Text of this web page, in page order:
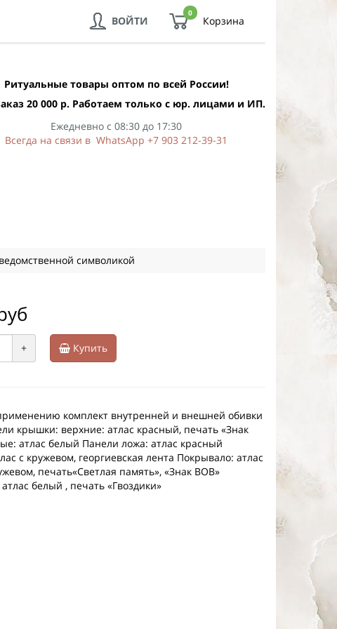
0
Корзина
ВОЙТИ
Ритуальные товары оптом по всей России!
20 000 р. Работаем только с юр. лицами и ИП.
Ежедневно с 08:30 до 17:30
Всегда на связи в WhatsApp +7 903 212-39-31
символикой
+ Купить
комплект внутренней и внешней обивки
крышки: верхние: атлас красный, печать «Знак
атлас белый Панели ложа: атлас красный
с кружевом, георгиевская лента Покрывало: атлас
печать«Светлая память», «Знак ВОВ»
белый , печать «Гвоздики»